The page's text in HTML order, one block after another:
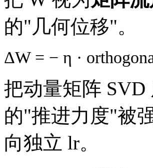
的"几何位移"。
ΔW = − η ·
把动量矩阵 SVD
的"推进力度"被
向独立 lr。